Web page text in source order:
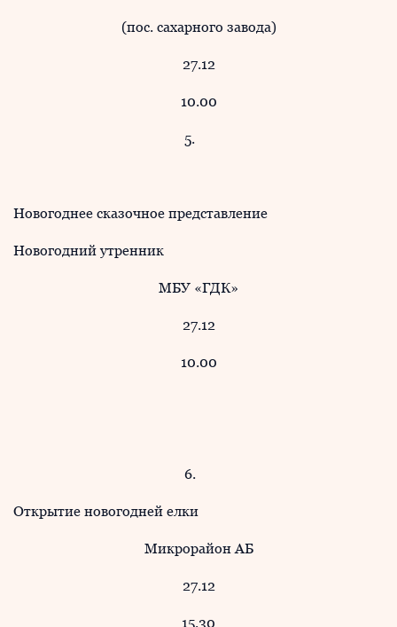
(пос. сахарного завода)
27.12
10.00
5.
Новогоднее сказочное представление
Новогодний утренник
МБУ «ГДК»
27.12
10.00
6.
Открытие новогодней елки
Микрорайон АБ
27.12
15.30